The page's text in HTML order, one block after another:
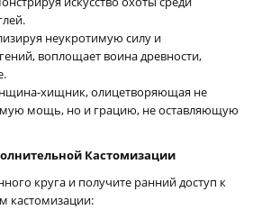
неукротимую силу и
воплощает воина древности,
хищник, олицетворяющая не
мощь, но и грацию, не оставляющую
Кастомизации
круга и получите ранний доступ к
кастомизации: